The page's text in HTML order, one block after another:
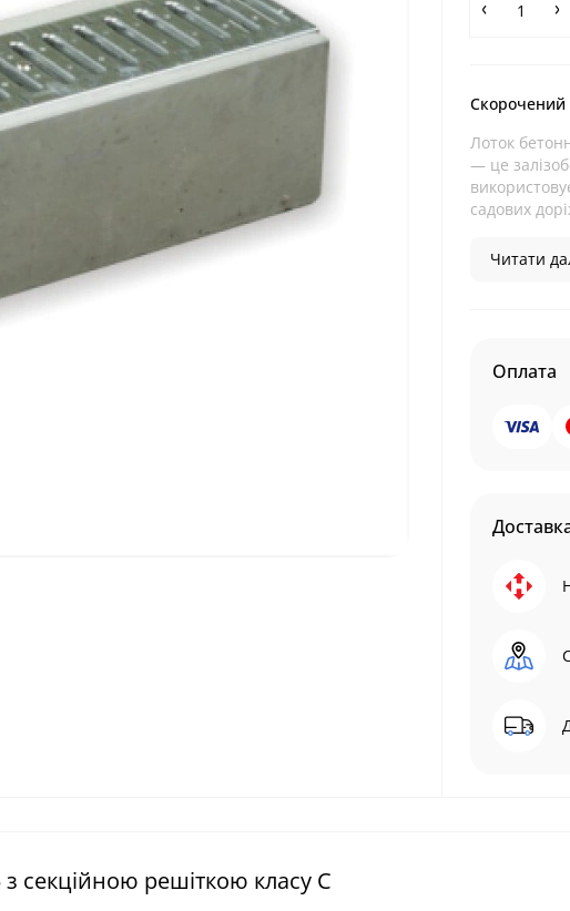
Скорочений
Лоток
— це
садових
Читати
Оплата
секційною решіткою класу С